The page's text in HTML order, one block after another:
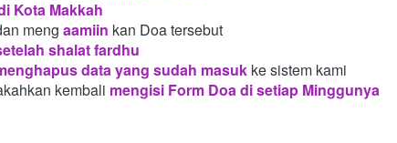
Kota Makkah
meng aamiin kan Doa tersebut
shalat fardhu
data yang sudah masuk ke sistem kami
kembali mengisi Form Doa di setiap Minggunya